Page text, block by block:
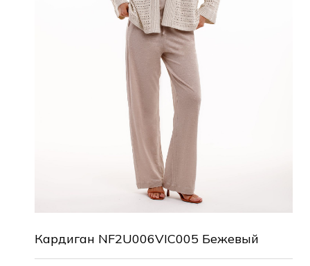
Кардиган NF2U006VIC005 Бежевый